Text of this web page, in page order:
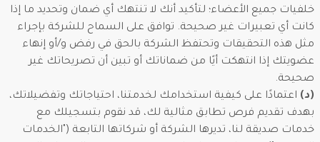
خلفيات جميع الأعضاء؛ لتأكيد أنك لا تنتهك أي ضمان وتحديد ما إذا
كانت أي تعبيرات غير صحيحة. توافق على السماح للشركة بإجراء
مثل هذه التحقيقات وتحتفظ الشركة بالحق في رفض و/أو إنهاء
عضويتك إذا انتهكت أيًا من ضماناتك أو تبين أن تصريحاتك غير
صحيحة.
(د) اعتمادًا على كيفية استخدامك لخدمتنا، احتياجاتك وتفضيلاتك،
بهدف تقديم فرص تطابق مثالية لك، قد نقوم بتسجيلك مع
خدمات صديقة لنا، تديرها الشركة أو شركاتها التابعة ("الخدمات